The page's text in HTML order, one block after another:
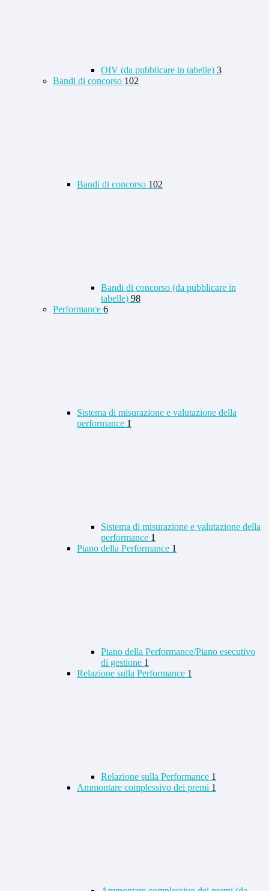
OIV (da pubblicare in tabelle) 3
Bandi di concorso 102
Bandi di concorso 102
Bandi di concorso (da pubblicare in
tabelle) 98
Performance 6
Sistema di misurazione e valutazione della
performance 1
Sistema di misurazione e valutazione della
performance 1
Piano della Performance 1
Piano della Performance/Piano esecutivo
di gestione 1
Relazione sulla Performance 1
Relazione sulla Performance 1
Ammontare complessivo dei premi 1